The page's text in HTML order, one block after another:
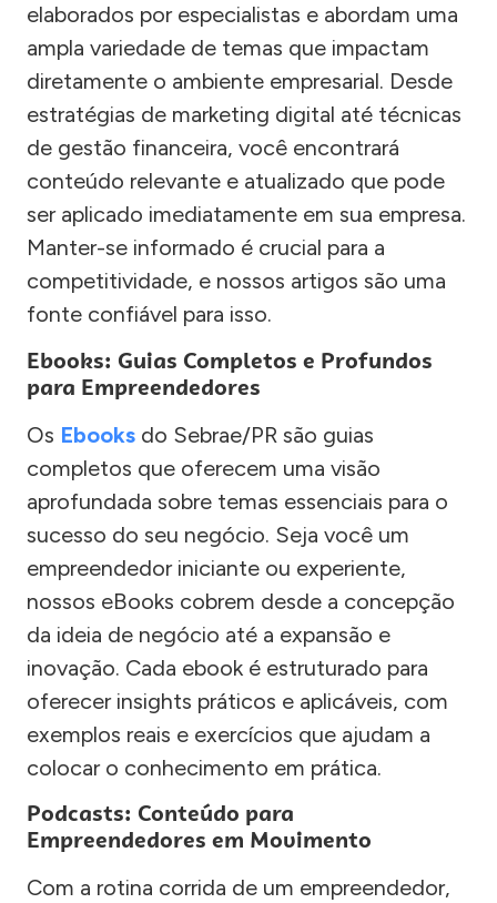
elaborados por especialistas e abordam uma
ampla variedade de temas que impactam
diretamente o ambiente empresarial. Desde
estratégias de marketing digital até técnicas
de gestão financeira, você encontrará
conteúdo relevante e atualizado que pode
ser aplicado imediatamente em sua empresa.
Manter-se informado é crucial para a
competitividade, e nossos artigos são uma
fonte confiável para isso.
Ebooks: Guias Completos e Profundos
para Empreendedores
Os Ebooks do Sebrae/PR são guias
completos que oferecem uma visão
aprofundada sobre temas essenciais para o
sucesso do seu negócio. Seja você um
empreendedor iniciante ou experiente,
nossos eBooks cobrem desde a concepção
da ideia de negócio até a expansão e
inovação. Cada ebook é estruturado para
oferecer insights práticos e aplicáveis, com
exemplos reais e exercícios que ajudam a
colocar o conhecimento em prática.
Podcasts: Conteúdo para
Empreendedores em Movimento
Com a rotina corrida de um empreendedor,